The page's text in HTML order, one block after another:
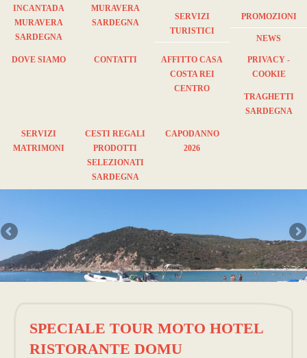
INCANTADA
MURAVERA
SARDEGNA
MURAVERA
SARDEGNA
SERVIZI
TURISTICI
PROMOZIONI
NEWS
DOVE SIAMO CONTATTI
AFFITTO CASA
COSTA REI
CENTRO
PRIVACY -
COOKIE
TRAGHETTI
SARDEGNA
SERVIZI
MATRIMONI
CESTI REGALI
PRODOTTI
SELEZIONATI
SARDEGNA
CAPODANNO
2026
SPECIALE TOUR MOTO HOTEL
RISTORANTE DOMU